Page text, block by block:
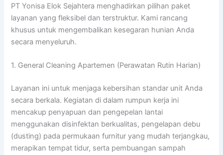
PT Yonisa Elok Sejahtera menghadirkan pilihan paket
layanan yang fleksibel dan terstruktur. Kami rancang
khusus untuk mengembalikan kesegaran hunian Anda
secara menyeluruh.
1. General Cleaning Apartemen (Perawatan Rutin Harian)
Layanan ini untuk menjaga kebersihan standar unit Anda
secara berkala. Kegiatan di dalam rumpun kerja ini
mencakup penyapuan dan pengepelan lantai
menggunakan disinfektan berkualitas, pengelapan debu
(dusting) pada permukaan furnitur yang mudah terjangkau,
merapikan tempat tidur, serta pembuangan sampah